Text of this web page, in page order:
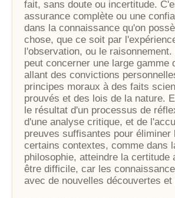
fait, sans doute ou incertitude.
assurance complète ou une
dans la connaissance qu'on
chose, que ce soit par
l'observation, ou le
peut concerner une large gamme
allant des convictions
principes moraux à des faits
prouvés et des lois de la nature.
le résultat d'un processus de
d'une analyse critique, et de
preuves suffisantes pour éliminer
certains contextes, comme dans
philosophie, atteindre la certitude
être difficile, car les
avec de nouvelles découvertes